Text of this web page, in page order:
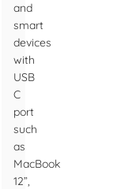
and
smart
devices
with
USB
C
port
such
as
MacBook
12”,